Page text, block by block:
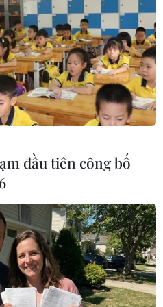
thả thêm 28 nữ sinh trong
này bắt cóc tại trường Cao
ở thị trấn Dapchi Đông
đầu tiên công bố